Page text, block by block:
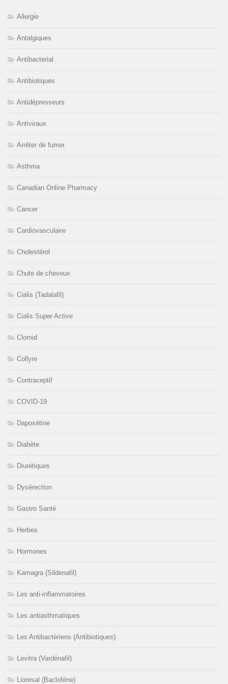
Allergie
Antalgiques
Antibacterial
Antibiotiques
Antidépresseurs
Antiviraux
Arrêter de fumer
Asthma
Canadian Online Pharmacy
Cancer
Cardiovasculaire
Cholestérol
Chute de cheveux
Cialis (Tadalafil)
Cialis Super Active
Clomid
Collyre
Contraceptif
COVID-19
Dapoxétine
Diabète
Diurétiques
Dysérection
Gastro Santé
Herbes
Hormones
Kamagra (Sildenafil)
Les anti-inflammatoires
Les antiasthmatiques
Les Antibactériens (Antibiotiques)
Levitra (Vardénafil)
Lioresal (Baclofène)